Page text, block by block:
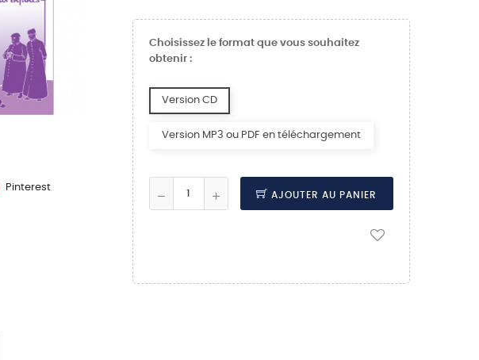
Pinterest
Choisissez le format que vous souhaitez
obtenir :
Version CD
Version MP3 ou PDF en téléchargement
AJOUTER AU PANIER